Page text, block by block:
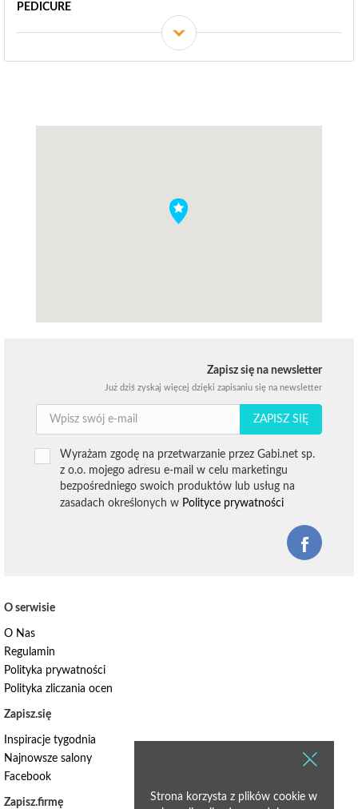
PEDICURE
Zapisz się na newsletter
Już dziś zyskaj więcej dzięki zapisaniu się na newsletter
ZAPISZ SIĘ
Wyrażam zgodę na przetwarzanie przez Gabi.net sp.
z o.o. mojego adresu e-mail w celu marketingu
bezpośredniego swoich produktów lub usług na
zasadach określonych w Polityce prywatności
O serwisie
O Nas
Regulamin
Polityka prywatności
Polityka zliczania ocen
Zapisz.się
Inspiracje tygodnia
Najnowsze salony
Facebook
Zapisz.firmę
Strona korzysta z plików cookie w